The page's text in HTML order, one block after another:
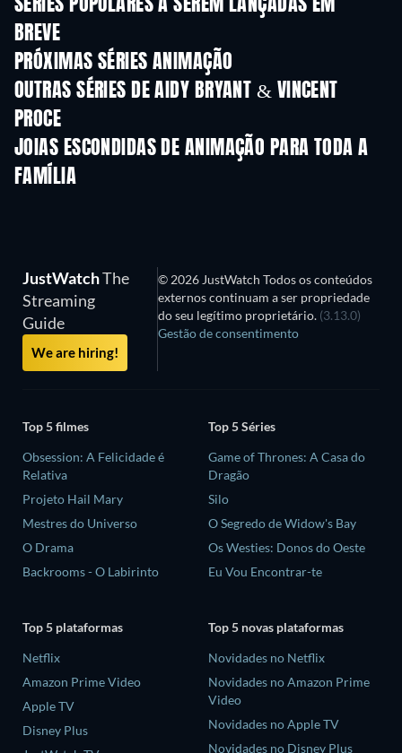
SÉRIES POPULARES A SEREM LANÇADAS EM
BREVE
PRÓXIMAS SÉRIES ANIMAÇÃO
Temporada 2 Temporada 2
OUTRAS SÉRIES DE AIDY BRYANT & VINCENT
PROCE
JOIAS ESCONDIDAS DE ANIMAÇÃO PARA TODA A
FAMÍLIA
JustWatchThe
Streaming
Guide
We are hiring!
© 2026 JustWatch Todos os conteúdos
externos continuam a ser propriedade
do seu legítimo proprietário. (3.13.0)
Gestão de consentimento
Top 5 filmes
Obsession: A Felicidade é
Relativa
Projeto Hail Mary
Mestres do Universo
O Drama
Backrooms - O Labirinto
Top 5 Séries
Game of Thrones: A Casa do
Dragão
Silo
O Segredo de Widow's Bay
Os Westies: Donos do Oeste
Eu Vou Encontrar-te
Top 5 plataformas
Netflix
Amazon Prime Video
Apple TV
Disney Plus
Top 5 novas plataformas
Novidades no Netflix
Novidades no Amazon Prime
Video
Novidades no Apple TV
Novidades no Disney Plus